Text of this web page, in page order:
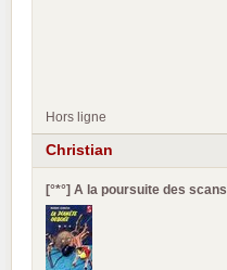
Hors ligne
Christian
[°*°] A la poursuite des scans